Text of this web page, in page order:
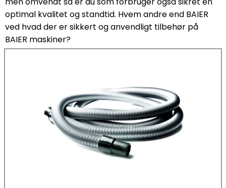
optimal kvalitet og standtid. Hvem andre end BAIER
ved hvad der er sikkert og anvendligt tilbehør på
BAIER maskiner?